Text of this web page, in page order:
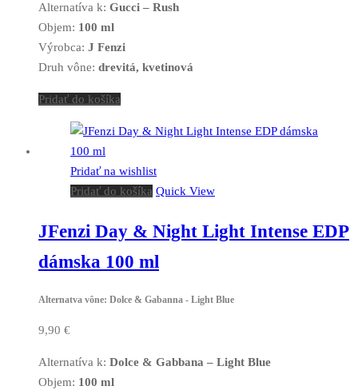
Alternatíva k: Gucci – Rush
Objem: 100 ml
Výrobca: J Fenzi
Druh vône: drevitá, kvetinová
Pridať do košíka
Pridať na wishlist
Pridať do košíka Quick View
JFenzi Day & Night Light Intense EDP
dámska 100 ml
Alternatva vône: Dolce & Gabanna - Light Blue
9,90 €
Alternatíva k: Dolce & Gabbana – Light Blue
Objem: 100 ml